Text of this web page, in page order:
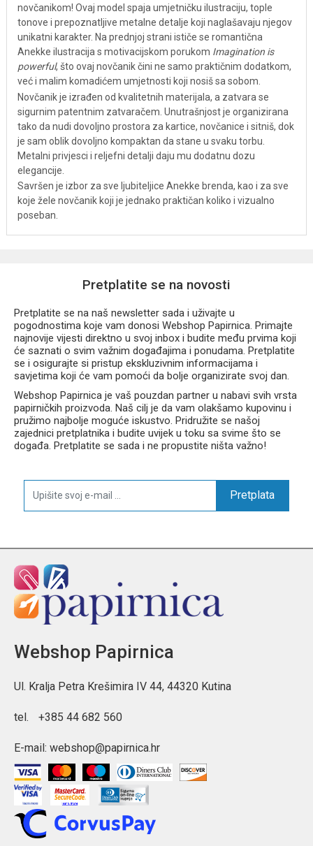
novčanikom! Ovaj model spaja umjetničku ilustraciju, tople
tonove i prepoznatljive metalne detalje koji naglašavaju njegov
unikatni karakter. Na prednjoj strani ističe se romantična
Anekke ilustracija s motivacijskom porukom Imagination is
powerful, što ovaj novčanik čini ne samo praktičnim dodatkom,
već i malim komadićem umjetnosti koji nosiš sa sobom.
Novčanik je izrađen od kvalitetnih materijala, a zatvara se
sigurnim patentnim zatvaračem. Unutrašnjost je organizirana
tako da nudi dovoljno prostora za kartice, novčanice i sitniš, dok
je sam oblik dovoljno kompaktan da stane u svaku torbu.
Metalni privjesci i reljefni detalji daju mu dodatnu dozu
elegancije.
Savršen je izbor za sve ljubiteljice Anekke brenda, kao i za sve
koje žele novčanik koji je jednako praktičan koliko i vizualno
poseban.
Pretplatite se na novosti
Pretplatite se na naš newsletter sada i uživajte u
pogodnostima koje vam donosi Webshop Papirnica. Primajte
najnovije vijesti direktno u svoj inbox i budite među prvima koji
će saznati o svim važnim događajima i ponudama. Pretplatite
se i osigurajte si pristup ekskluzivnim informacijama i
savjetima koji će vam pomoći da bolje organizirate svoj dan.
Webshop Papirnica je vaš pouzdan partner u nabavi svih vrsta
papirničkih proizvoda. Naš cilj je da vam olakšamo kupovinu i
pružimo najbolje moguće iskustvo. Pridružite se našoj
zajednici pretplatnika i budite uvijek u toku sa svime što se
događa. Pretplatite se sada i ne propustite ništa važno!
Pretplata
Webshop Papirnica
Ul. Kralja Petra Krešimira IV 44, 44320 Kutina
tel. +385 44 682 560
E-mail: webshop@papirnica.hr